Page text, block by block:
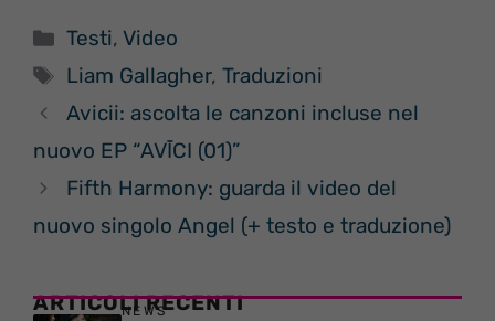
Categorie
Testi,Video
Tag
Liam Gallagher,Traduzioni
Avicii: ascolta le canzoni incluse nel
nuovo EP “AVĪCI (01)”
Fifth Harmony: guarda il video del
nuovo singolo Angel (+ testo e traduzione)
ARTICOLI RECENTI
NEWS